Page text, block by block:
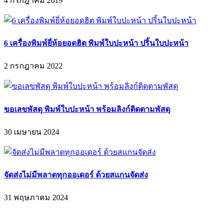
6 เครื่องพิมพ์ยี่ห้อยอดฮิต พิมพ์ใบปะหน้า ปริ้นใบปะหน้า
2 กรกฎาคม 2022
ขอเลขพัสดุ พิมพ์ใบปะหน้า พร้อมลิงก์ติดตามพัสดุ
30 เมษายน 2024
จัดส่งไม่มีพลาดทุกออเดอร์ ด้วยสแกนจัดส่ง
31 พฤษภาคม 2024